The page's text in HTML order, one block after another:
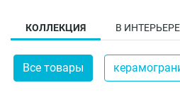
рассчитан на интерьеры, где
КОЛЛЕКЦИЯ В ИНТЕРЬЕРЕ
Все товары